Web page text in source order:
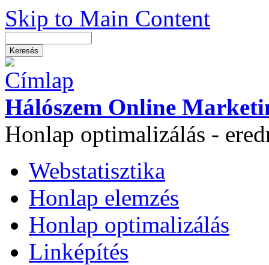
Skip to Main Content
Hálószem Online
Honlap optimalizálás -
Webstatisztika
Honlap elemzés
Honlap optimalizálás
Linképítés